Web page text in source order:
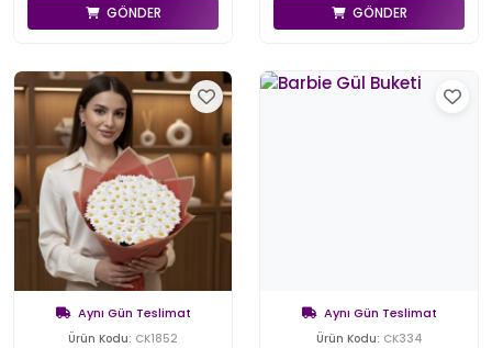
GÖNDER GÖNDER
Aynı Gün Teslimat
Ürün Kodu: CK1852
Aynı Gün Teslimat
Ürün Kodu: CK334